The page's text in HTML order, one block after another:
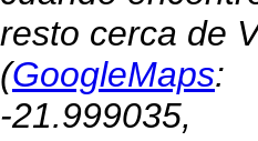
resto cerca de
(GoogleMaps:
-21.999035,